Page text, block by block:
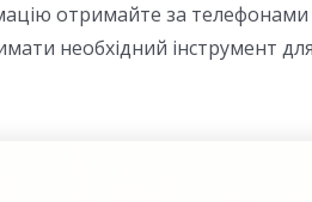
отримайте за телефонами
необхідний інструмент для